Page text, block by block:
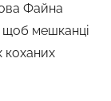
Файна
щоб мешканці
коханих